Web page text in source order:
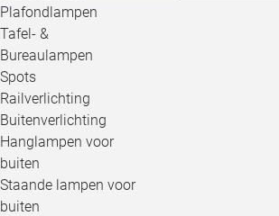
Plafondlampen
Tafel- &
Bureaulampen
Spots
Railverlichting
Buitenverlichting
Hanglampen voor
buiten
Staande lampen voor
buiten